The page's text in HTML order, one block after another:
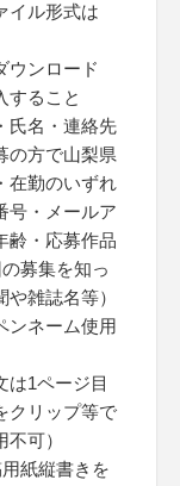
イル形式は
ウンロード
すること
氏名・連絡先
の方で山梨県
在勤のいずれ
号・メールア
齢・応募作品
募集を知っ
雑誌名等）
ンネーム使用
1ページ目
クリップ等で
可）
紙縦書きを